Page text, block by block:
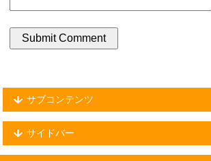
サブコンテンツ
サイドバー